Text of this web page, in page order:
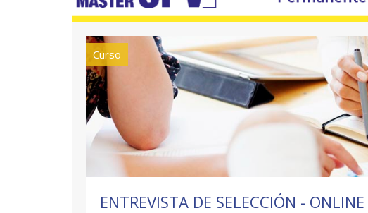
Curso
ENTREVISTA DE SELECCIÓN -